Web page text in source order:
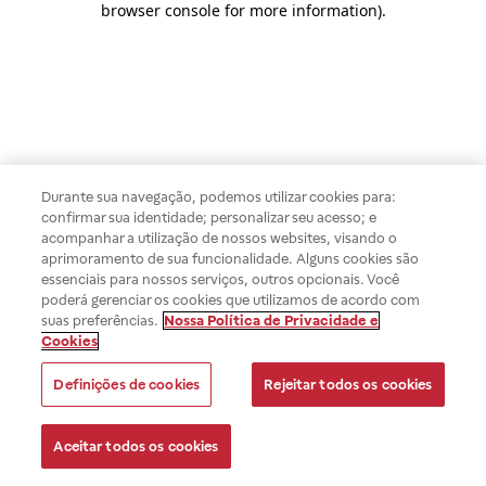
browser console for more information).
Durante sua navegação, podemos utilizar cookies para:
confirmar sua identidade; personalizar seu acesso; e
acompanhar a utilização de nossos websites, visando o
aprimoramento de sua funcionalidade. Alguns cookies são
essenciais para nossos serviços, outros opcionais. Você
poderá gerenciar os cookies que utilizamos de acordo com
suas preferências. Nossa Política de Privacidade e
Cookies
Definições de cookies Rejeitar todos os cookies
Aceitar todos os cookies